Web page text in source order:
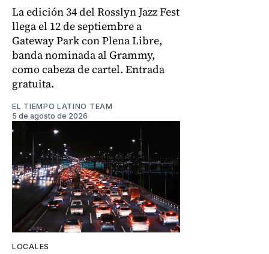
La edición 34 del Rosslyn Jazz Fest
llega el 12 de septiembre a
Gateway Park con Plena Libre,
banda nominada al Grammy,
como cabeza de cartel. Entrada
gratuita.
EL TIEMPO LATINO TEAM
5 de agosto de 2026
LOCALES